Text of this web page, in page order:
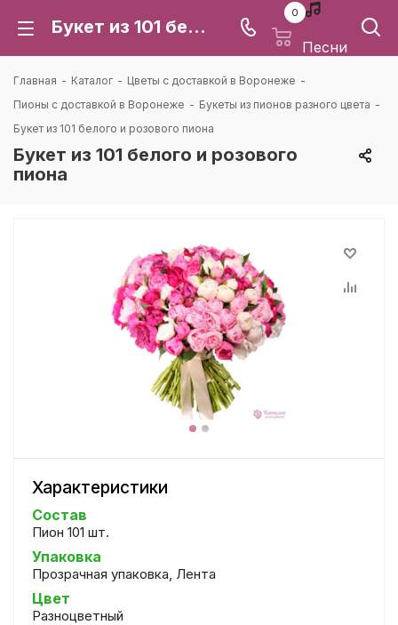
Букет из 101 белого и розового пиона: цена и доставка в Воронеже | Каталея
0
Песни
Главная - Каталог - Цветы с доставкой в Воронеже -
Пионы с доставкой в Воронеже - Букеты из пионов разного цвета -
Букет из 101 белого и розового пиона
Букет из 101 белого и розового
пиона
Характеристики
Состав
Пион 101 шт.
Упаковка
Прозрачная упаковка, Лента
Цвет
Разноцветный